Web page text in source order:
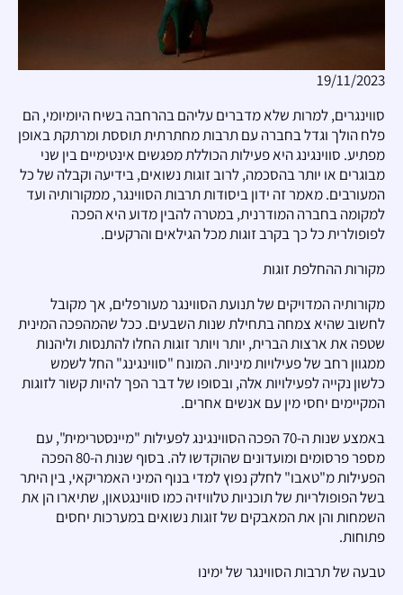
19/11/2023
סווינגרים, למרות שלא מדברים עליהם בהרחבה בשיח היומיומי, הם
פלח הולך וגדל בחברה עם תרבות מחתרתית תוססת ומרתקת באופן
מפתיע. סווינגינג היא פעילות הכוללת מפגשים אינטימיים בין שני
מבוגרים או יותר בהסכמה, לרוב זוגות נשואים, בידיעה וקבלה של כל
המעורבים. מאמר זה ידון ביסודות תרבות הסווינגר, ממקורותיה ועד
למקומה בחברה המודרנית, במטרה להבין מדוע היא הפכה
לפופולרית כל כך בקרב זוגות מכל הגילאים והרקעים.
מקורות ההחלפת זוגות
מקורותיה המדויקים של תנועת הסווינגר מעורפלים, אך מקובל
לחשוב שהיא צמחה בתחילת שנות השבעים. ככל שהמהפכה המינית
שטפה את ארצות הברית, יותר ויותר זוגות החלו להתנסות וליהנות
ממגוון רחב של פעילויות מיניות. המונח "סווינגינג" החל לשמש
כלשון נקייה לפעילויות אלה, ובסופו של דבר הפך להיות קשור לזוגות
המקיימים יחסי מין עם אנשים אחרים.
באמצע שנות ה-70 הפכה הסווינגינג לפעילות "מיינסטרימית", עם
מספר פרסומים ומועדונים שהוקדשו לה. בסוף שנות ה-80 הפכה
הפעילות מ"טאבו" לחלק נפוץ למדי בנוף המיני האמריקאי, בין היתר
בשל הפופולריות של תוכניות טלוויזיה כמו סווינגטאון, שתיארו הן את
השמחות והן את המאבקים של זוגות נשואים במערכות יחסים
פתוחות.
טבעה של תרבות הסווינגר של ימינו